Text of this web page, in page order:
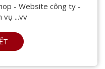
- Website công ty -
vụ ...vv